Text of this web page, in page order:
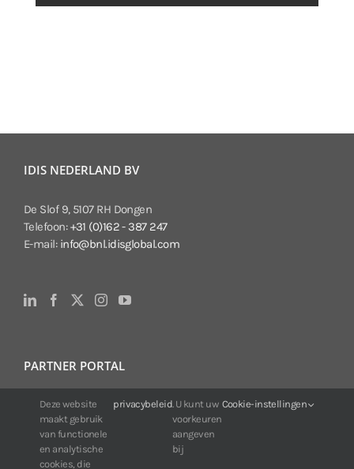
IDIS NEDERLAND BV
De Slof 9, 5107 RH Dongen
Telefoon:+31 (0)162 - 387 247
E-mail: info@bnl.idisglobal.com
PARTNER PORTAL
Voor klanten van IDIS:
24/7 beschikbaarheid, altijd en overal.
Web:https://portal.idisglobal.solutions
Deze website
maakt gebruik
van functionele
en analytische
cookies, die
privacybeleid. U kunt uw
voorkeuren
aangeven
bij
Cookie-instellingen